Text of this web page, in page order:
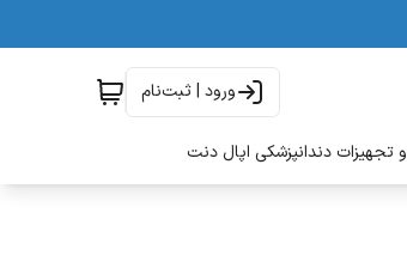
ورود | ثبت‌نام
و تجهیزات دندانپزشکی اپال دنت